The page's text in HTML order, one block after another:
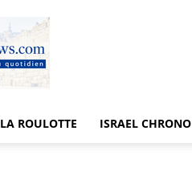
LA ROULOTTE ISRAEL CHRONO